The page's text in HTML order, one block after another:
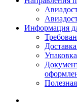
Информация